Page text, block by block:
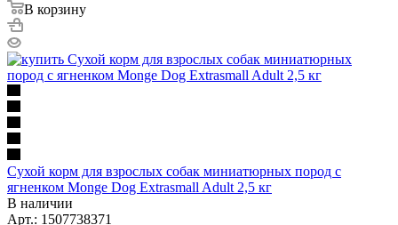
В корзину
Сухой корм для взрослых собак миниатюрных пород с
ягненком Monge Dog Extrasmall Adult 2,5 кг
В наличии
Арт.: 1507738371